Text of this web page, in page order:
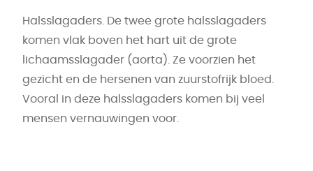
Halsslagaders. De twee grote halsslagaders
komen vlak boven het hart uit de grote
lichaamsslagader (aorta). Ze voorzien het
gezicht en de hersenen van zuurstofrijk bloed.
Vooral in deze halsslagaders komen bij veel
mensen vernauwingen voor.